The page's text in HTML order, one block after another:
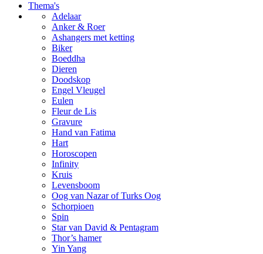
Thema's
Adelaar
Anker & Roer
Ashangers met ketting
Biker
Boeddha
Dieren
Doodskop
Engel Vleugel
Eulen
Fleur de Lis
Gravure
Hand van Fatima
Hart
Horoscopen
Infinity
Kruis
Levensboom
Oog van Nazar of Turks Oog
Schorpioen
Spin
Star van David & Pentagram
Thor’s hamer
Yin Yang